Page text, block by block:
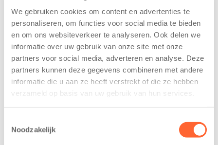
We gebruiken cookies om content en advertenties te
personaliseren, om functies voor social media te bieden
en om ons websiteverkeer te analyseren. Ook delen we
informatie over uw gebruik van onze site met onze
partners voor social media, adverteren en analyse. Deze
partners kunnen deze gegevens combineren met andere
informatie die u aan ze heeft verstrekt of die ze hebben
verzameld op basis van uw gebruik van hun services.
Noodzakelijk
Kinderen BSO
De
Westerburcht
voor Kids First
7 augustus 2026
Kids First
tekent
koopcontract
kindcentrum in